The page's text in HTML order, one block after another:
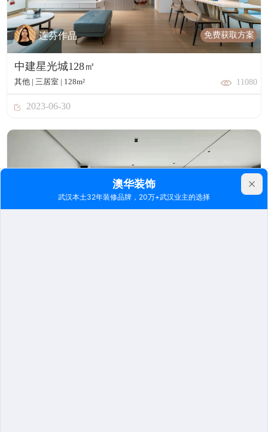
连芬作品 免费获取方案
中建星光城128㎡
其他 | 三居室 | 128m² 11080
2023-06-30